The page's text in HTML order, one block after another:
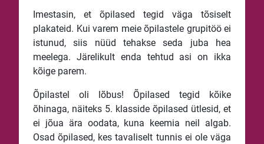
Imestasin, et õpilased tegid väga tõsiselt
plakateid. Kui varem meie õpilastele grupitöö ei
istunud, siis nüüd tehakse seda juba hea
meelega. Järelikult enda tehtud asi on ikka
kõige parem.
Õpilastel oli lõbus! Õpilased tegid kõike
õhinaga, näiteks 5. klasside õpilased ütlesid, et
ei jõua ära oodata, kuna keemia neil algab.
Osad õpilased, kes tavaliselt tunnis ei ole väga